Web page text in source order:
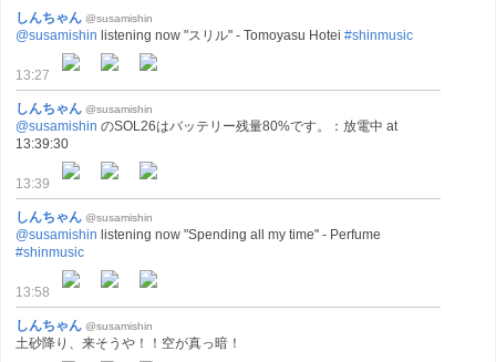
しんちゃん @susamishin
@susamishin listening now "スリル" - Tomoyasu Hotei #shinmusic
13:27
しんちゃん @susamishin
@susamishin のSOL26はバッテリー残量80%です。：放電中 at
13:39:30
13:39
しんちゃん @susamishin
@susamishin listening now "Spending all my time" - Perfume
#shinmusic
13:58
しんちゃん @susamishin
土砂降り、来そうや！！空が真っ暗！